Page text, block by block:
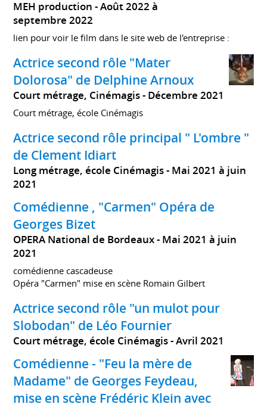
MEH production
Août 2022 à
septembre 2022
lien pour voir le film dans le site web de l'entreprise :
Actrice second rôle "Mater
Dolorosa" de Delphine Arnoux
Court métrage, Cinémagis Décembre 2021
Court métrage, école Cinémagis
Actrice second rôle principal " L'ombre "
de Clement Idiart
Long métrage, école Cinémagis
Mai 2021 à juin
2021
Comédienne , "Carmen" Opéra de
Georges Bizet
OPERA National de Bordeaux
Mai 2021 à juin
2021
comédienne cascadeuse
Opéra "Carmen" mise en scène Romain Gilbert
Actrice second rôle "un mulot pour
Slobodan" de Léo Fournier
Court métrage, école Cinémagis Avril 2021
Comédienne - "Feu la mère de
Madame" de Georges Feydeau,
mise en scène Frédéric Klein avec